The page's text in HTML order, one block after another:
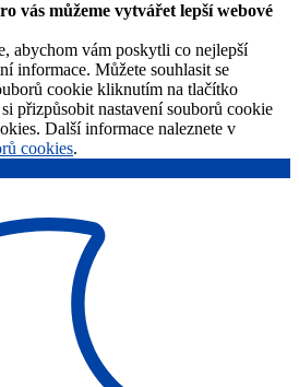
vás můžeme vytvářet lepší webové
abychom vám poskytli co nejlepší
informace. Můžete souhlasit se
cookie kliknutím na tlačítko
přizpůsobit nastavení souborů cookie
Další informace naleznete v
cookies.